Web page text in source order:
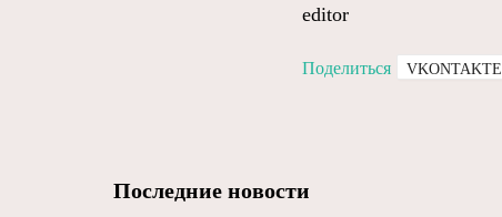
editor
Поделиться VKONTAKTE
Последние новости